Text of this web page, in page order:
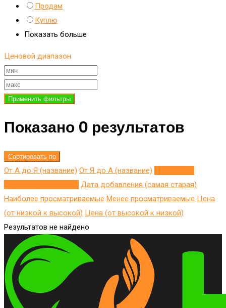
Продам
Куплю
Показать больше
Ценовой диапазон
Применить фильтры
Показано 0 результатов
Сортировать по
От А до Я (название) От Я до A (название)
Дата добавления (самая старая)
Наиболее просматриваемые Менее просматриваемые Цена
(от низкой к высокой) Цена (от высокой к низкой)
Результатов не найдено